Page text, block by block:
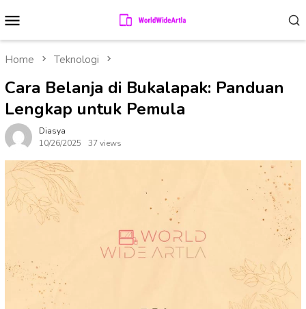
to
contentMenu
Home Teknologi
Cara Belanja di Bukalapak: Panduan
Lengkap untuk Pemula
Diasya
10/26/2025
37 views